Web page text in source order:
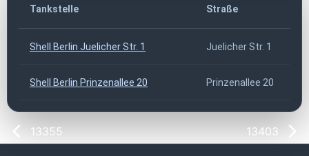
Tankstelle Straße
Shell Berlin Juelicher Str. 1 Juelicher Str. 1
Shell Berlin Prinzenallee 20 Prinzenallee 20
13355 13403